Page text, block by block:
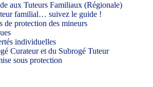
aux Tuteurs Familiaux (Régionale)
familial… suivez le guide !
de protection des mineurs
individuelles
Curateur et du Subrogé Tuteur
sous protection